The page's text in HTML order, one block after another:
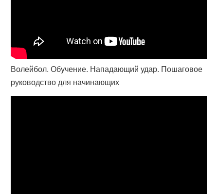
Волейбол. Обучение. Нападающий удар. Пошаговое
руководство для начинающих